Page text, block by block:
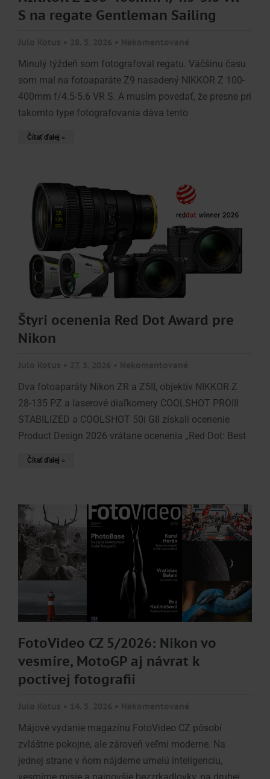
S na regate Gentleman Sailing
Minulý týždeň som fotografoval regatu. Väčšinu času
som mal na fotoaparáte Z9 nasadený NIKKOR Z 100-
400mm f/4.5-5.6 VR S. A musím povedať, že presne pri
takomto type fotografovania dáva tento
Čítať ďalej »
Štyri ocenenia Red Dot Award pre
Nikon
Dva fotoaparáty Nikon ZR a Z5II, objektív NIKKOR Z
28-135 PZ a laserové diaľkomery COOLSHOT PROIII
STABILIZED a COOLSHOT 50i GII získali ocenenie
Product Design 2026 vrátane ocenenia „Red Dot: Best
Čítať ďalej »
FotoVideo CZ 5/2026: Nikon vo
vesmíre, MotoGP aj návrat k
poctivej fotografii
Májové vydanie magazínu FotoVideo CZ pôsobí
zvláštne pokojne, ale zároveň veľmi moderne. Na
jednej strane v ňom nájdeme umelú inteligenciu,